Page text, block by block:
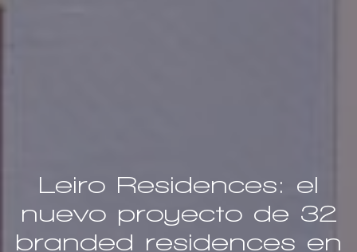
Leiro Residences: el
nuevo proyecto de 32
branded residences en